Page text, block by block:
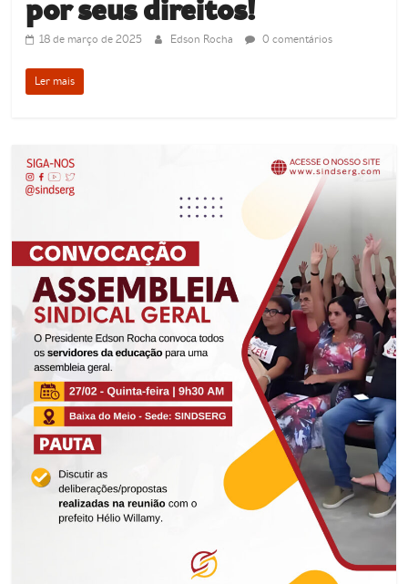
por seus direitos!
18 de março de 2025 Edson Rocha 0 comentários
Ler mais